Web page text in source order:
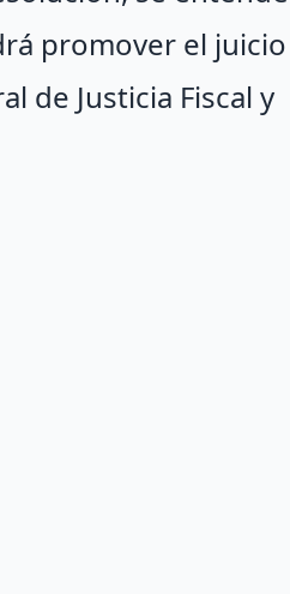
promover el juicio
de Justicia Fiscal y